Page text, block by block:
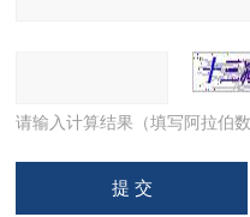
请输入计算结果（填写阿拉伯